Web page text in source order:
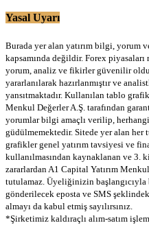
Yasal Uyarı
Burada yer alan yatırım bilgi, yorum
kapsamında değildir. Forex
yorum, analiz ve fikirler güvenilir
yararlanılarak hazırlanmıştır ve
yansıtmaktadır. Kullanılan tablo
Menkul Değerler A.Ş. tarafından
yorumlar bilgi amaçlı verilip, herhangi
güdülmemektedir. Sitede yer alan
grafikler genel yatırım tavsiyesi ve
kullanılmasından kaynaklanan ve 3.
zararlardan A1 Capital Yatırım
tutulamaz. Üyeliğinizin
gönderilecek eposta ve SMS
almayı da kabul etmiş sayılırsınız.
*Şirketimiz kaldıraçlı alım-satım